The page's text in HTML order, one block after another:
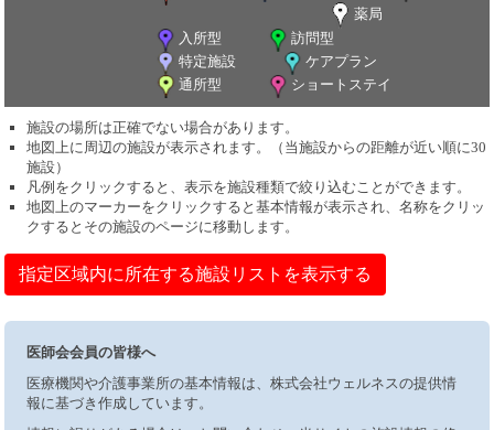
薬局
入所型
訪問型
特定施設
ケアプラン
通所型
ショートステイ
施設の場所は正確でない場合があります。
地図上に周辺の施設が表示されます。（当施設からの距離が近い順に30
施設）
凡例をクリックすると、表示を施設種類で絞り込むことができます。
地図上のマーカーをクリックすると基本情報が表示され、名称をクリッ
クするとその施設のページに移動します。
指定区域内に所在する施設リストを表示する
医師会会員の皆様へ
医療機関や介護事業所の基本情報は、株式会社ウェルネスの提供情
報に基づき作成しています。